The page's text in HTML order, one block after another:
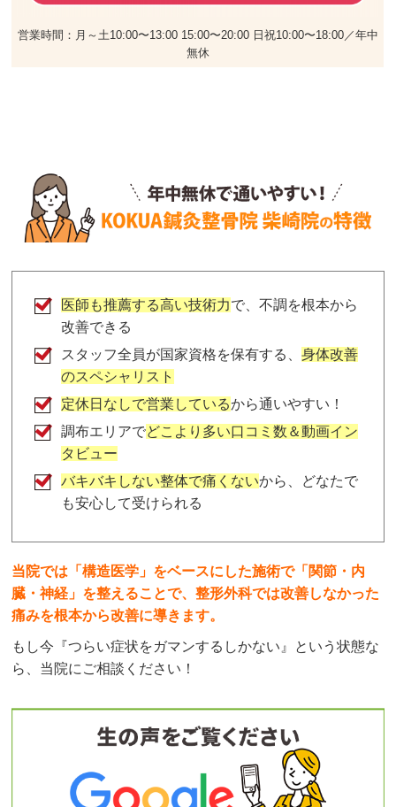
営業時間：月～土10:00〜13:00 15:00〜20:00 日祝10:00〜18:00／年中
無休
医師も推薦する高い技術力で、不調を根本から
改善できる
スタッフ全員が国家資格を保有する、身体改善
のスペシャリスト
定休日なしで営業しているから通いやすい！
調布エリアでどこより多い口コミ数＆動画イン
タビュー
バキバキしない整体で痛くないから、どなたで
も安心して受けられる
当院では「構造医学」をベースにした施術で「関節・内
臓・神経」を整えることで、整形外科では改善しなかった
痛みを根本から改善に導きます。
もし今『つらい症状をガマンするしかない』という状態な
ら、当院にご相談ください！